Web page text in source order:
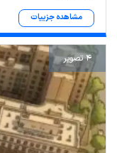
مشاهده جزییات
4 تصویر